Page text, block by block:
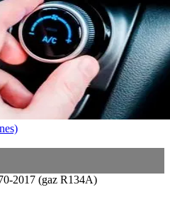
2017 (gaz R134A)